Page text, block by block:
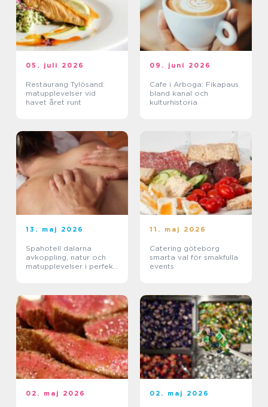
05. juli 2026
Restaurang Tylösand:
matupplevelser vid
havet året runt
09. juni 2026
Cafe i Arboga: Fikapaus
bland kanal och
kulturhistoria
13. maj 2026
Spahotell dalarna
avkoppling, natur och
matupplevelser i perfekt
11. maj 2026
Catering göteborg
smarta val för smakfulla
events
02. maj 2026 02. maj 2026